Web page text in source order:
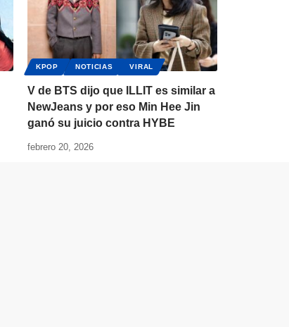
KPOP NOTICIAS VIRAL
V de BTS dijo que ILLIT es similar a
NewJeans y por eso Min Hee Jin
ganó su juicio contra HYBE
febrero 20, 2026